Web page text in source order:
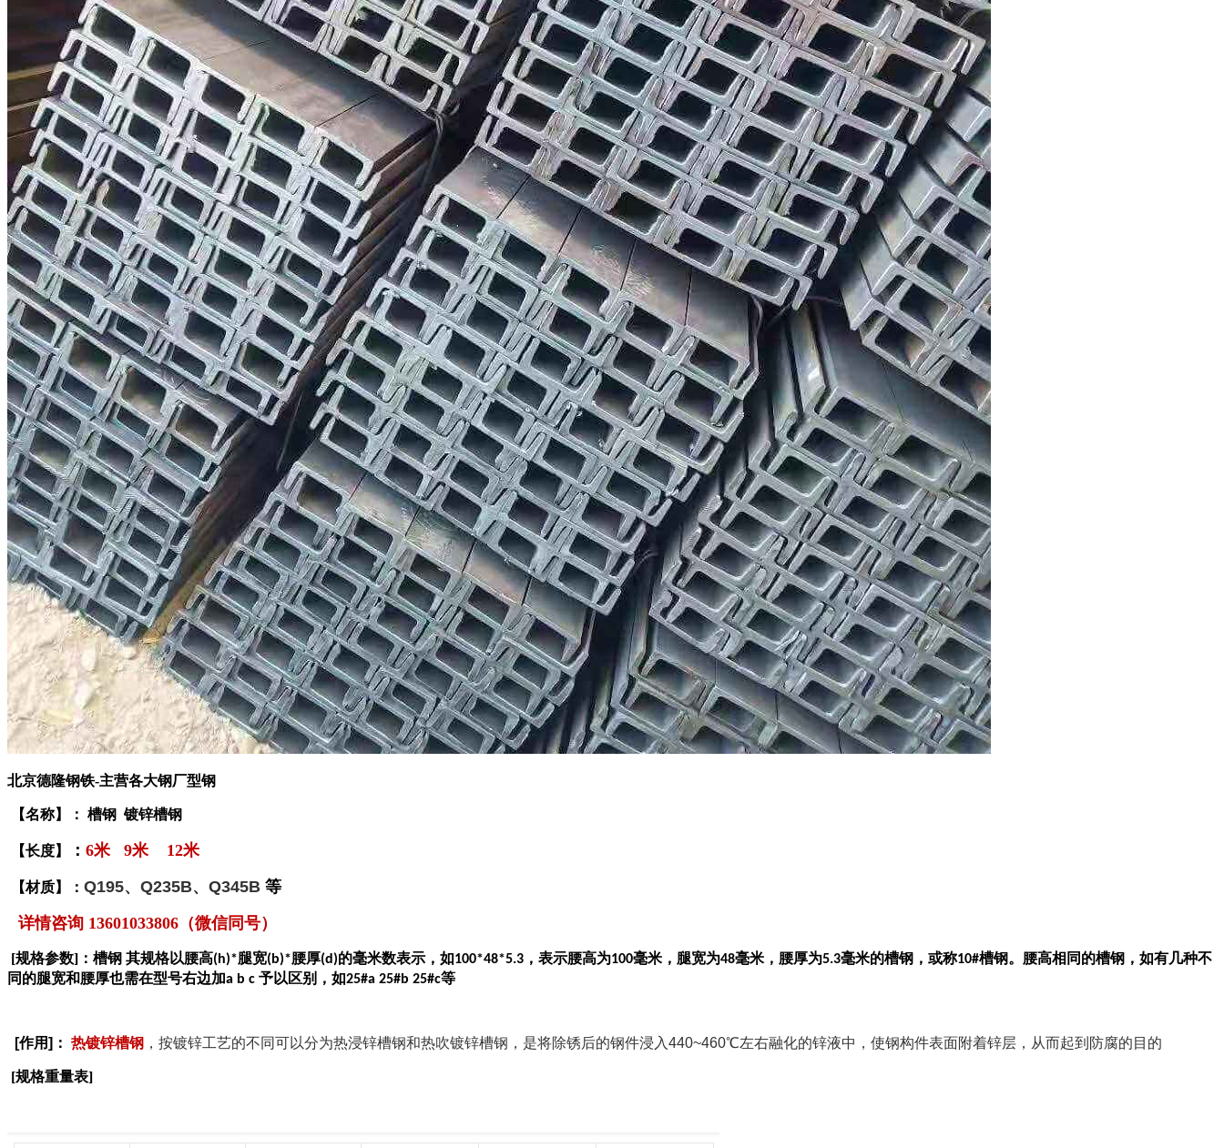
北京德隆钢铁-主营各大钢厂型钢
【名称】： 槽钢 镀锌槽钢
【长度】 ： 6米 9米 12米
【材质】： Q195、Q235B、Q345B 等
详情咨询 13601033806（微信同号）
[规格参数]：槽钢 其规格以腰高(h)*腿宽(b)*腰厚(d)的毫米数表示，如100*48*5.3 ，表示腰高为100毫米，腿宽为48毫米，腰厚为5.3毫米的槽钢，或称10#槽钢。腰高相同的槽钢，如有几种不
同的腿宽和腰厚也需在型号右边加a b c 予以区别，如25#a 25#b 25#c等
[作用]： 热镀锌槽钢 ，按镀锌工艺的不同可以分为热浸锌槽钢和热吹镀锌槽钢，是将除锈后的钢件浸入440~460℃左右融化的锌液中，使钢构件表面附着锌层，从而起到防腐的目的
[规格重量表]